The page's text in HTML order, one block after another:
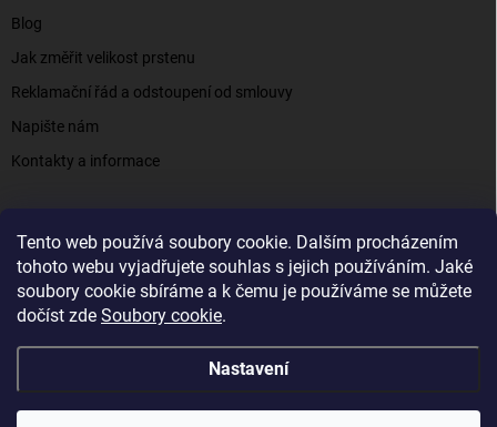
Tento web používá soubory cookie. Dalším procházením
tohoto webu vyjadřujete souhlas s jejich používáním. Jaké
soubory cookie sbíráme a k čemu je používáme se můžete
dočíst zde Soubory cookie.
Nastavení
Blog
Jak změřit velikost prstenu
Reklamační řád a odstoupení od smlouvy
Napište nám
Kontakty a informace
Elenys.cz - šperky, kterým věříte už od roku 2016
Vytvořil Shoptet